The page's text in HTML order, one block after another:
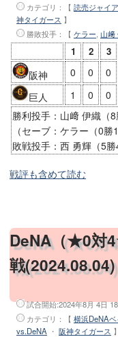
カテゴリ：【 読売ジャイ
神タイガース 】
勝敗投手 ：【 ケラー 山﨑
1 2 3
阪神 0 0 0
巨人
1 0 0
勝利投手：山﨑 伊織（8
（セーブ：ケラー（0勝
敗戦投手：西 勇輝（5勝
戦評も含めて読む
DeNA（★0対
戦
試合開始:2024年8月 4日
カテゴリ：【 横浜DeNA
vs.DeNA ・ 阪神タイガース 】